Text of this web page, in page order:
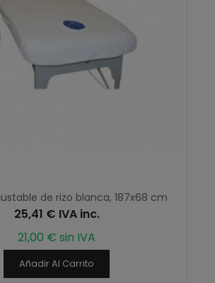
de rizo blanca, 187x68 cm
25,41 € IVA inc.
21,00 € sin IVA
Añadir Al Carrito